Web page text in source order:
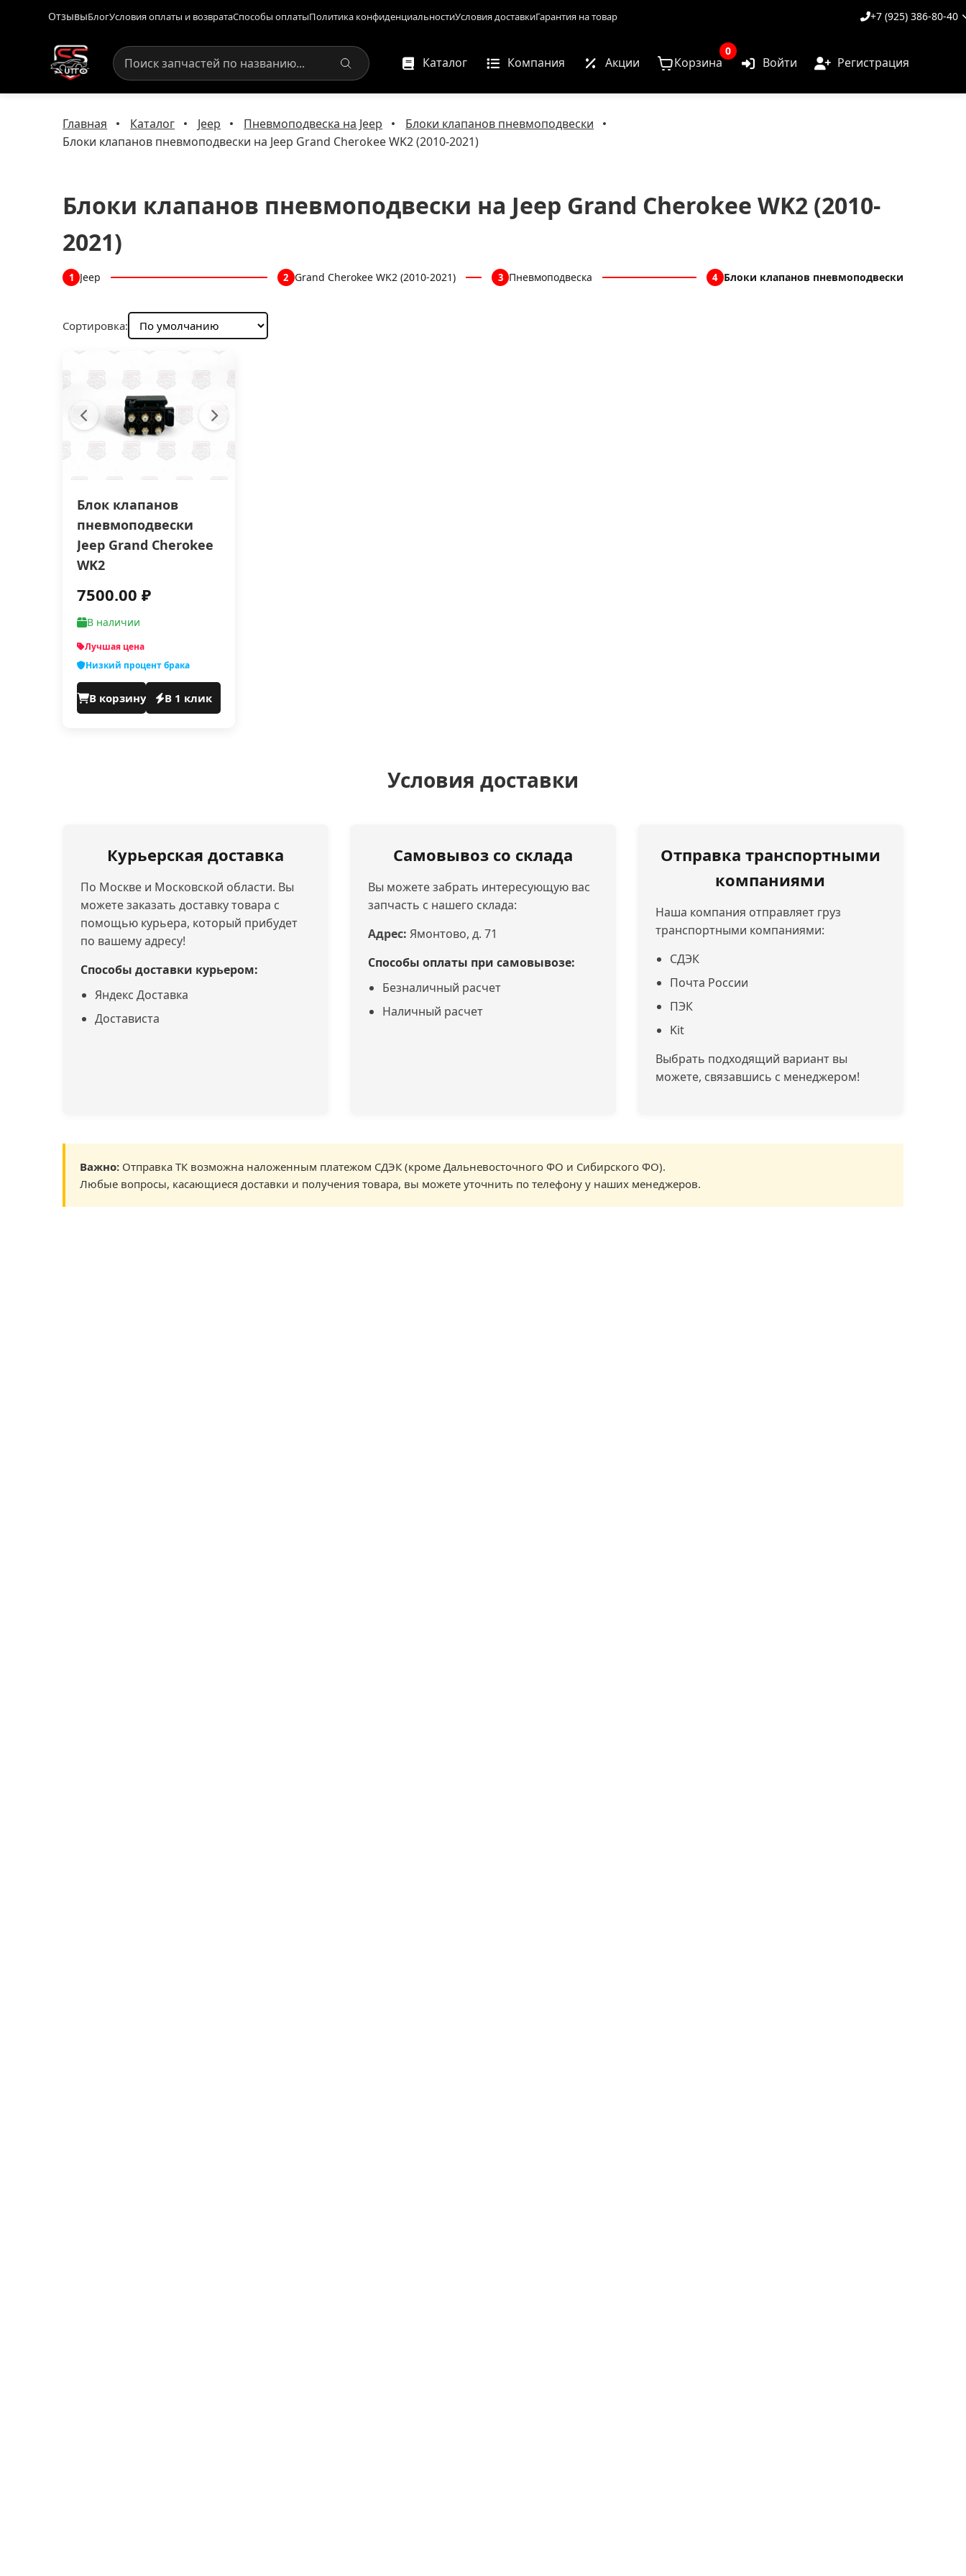
ОтзывыБлогУсловия оплаты и возвратаСпособы оплатыПолитика конфиденциальностиУсловия доставкиГарантия на товар +7 (925) 386-80-40
Каталог Компания Акции Корзина
0
Войти Регистрация
Главная Каталог Jeep Пневмоподвеска на Jeep
Блоки клапанов пневмоподвески
Блоки клапанов пневмоподвески на Jeep Grand Cherokee WK2 (2010-2021)
Блоки клапанов пневмоподвески на Jeep Grand Cherokee WK2 (2010-
2021)
1 Jeep 2 Grand Cherokee WK2 (2010-2021) 3 Пневмоподвеска 4 Блоки клапанов пневмоподвески
Сортировка:
Блок клапанов
пневмоподвески
Jeep Grand Cherokee
WK2
7500.00 ₽
В наличии
Лучшая цена
Низкий процент брака
В корзину В 1 клик
Условия доставки
Курьерская доставка
По Москве и Московской области. Вы
можете заказать доставку товара с
помощью курьера, который прибудет
по вашему адресу!
Способы доставки курьером:
Яндекс Доставка
Достависта
Самовывоз со склада
Вы можете забрать интересующую вас
запчасть с нашего склада:
Адрес: Ямонтово, д. 71
Способы оплаты при самовывозе:
Безналичный расчет
Наличный расчет
Отправка транспортными
компаниями
Наша компания отправляет груз
транспортными компаниями:
СДЭК
Почта России
ПЭК
Kit
Выбрать подходящий вариант вы
можете, связавшись с менеджером!
Важно: Отправка ТК возможна наложенным платежом СДЭК (кроме Дальневосточного ФО и Сибирского ФО).
Любые вопросы, касающиеся доставки и получения товара, вы можете уточнить по телефону у наших менеджеров.